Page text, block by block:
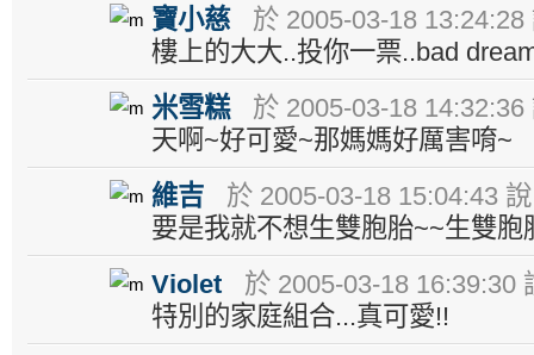
寶小慈
於 2005-03-18 13:24:28
樓上的大大..投你一票..bad
米雪糕
於 2005-03-18 14:32:36
天啊~好可愛~那媽媽好厲害唷~
維吉
於 2005-03-18 15:04:43 說
要是我就不想生雙胞胎~~生雙
Violet
於 2005-03-18 16:39:30
特別的家庭組合...真可愛!!